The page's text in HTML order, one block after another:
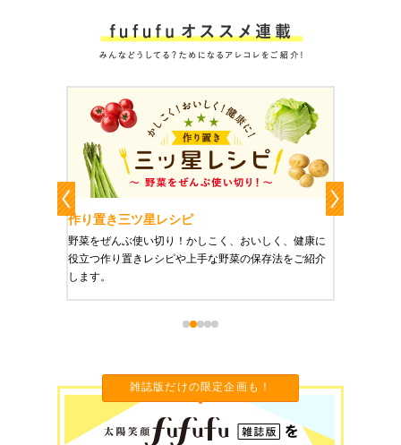
作り置き三ツ星レシピ
野菜をぜんぶ使い切り！かしこく、おいしく、健康に
役立つ作り置きレシピや上手な野菜の保存法をご紹介
します。
雑誌版だけの限定企画も！